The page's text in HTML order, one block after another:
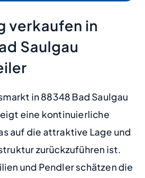
verkaufen in
Saulgau
in 88348 Bad Saulgau
eine kontinuierliche
auf die attraktive Lage und
zurückzuführen ist.
und Pendler schätzen die